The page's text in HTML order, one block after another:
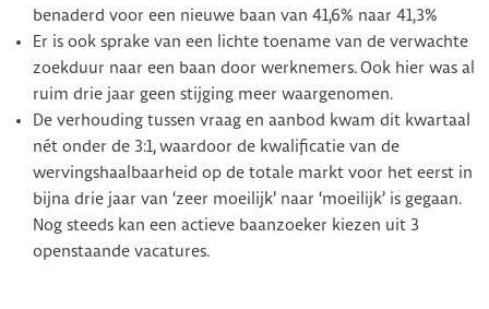
benaderd voor een nieuwe baan van 41,6% naar 41,3%
Er is ook sprake van een lichte toename van de verwachte
zoekduur naar een baan door werknemers. Ook hier was al
ruim drie jaar geen stijging meer waargenomen.
De verhouding tussen vraag en aanbod kwam dit kwartaal
nét onder de 3:1, waardoor de kwalificatie van de
wervingshaalbaarheid op de totale markt voor het eerst in
bijna drie jaar van ‘zeer moeilijk’ naar ‘moeilijk’ is gegaan.
Nog steeds kan een actieve baanzoeker kiezen uit 3
openstaande vacatures.